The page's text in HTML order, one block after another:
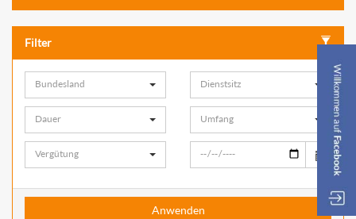
Filter
Bundesland Dienstsitz
Dauer Umfang
Vergütung
Anwenden